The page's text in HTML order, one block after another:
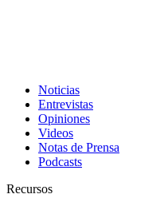
Noticias
Entrevistas
Opiniones
Videos
Notas de Prensa
Podcasts
Recursos